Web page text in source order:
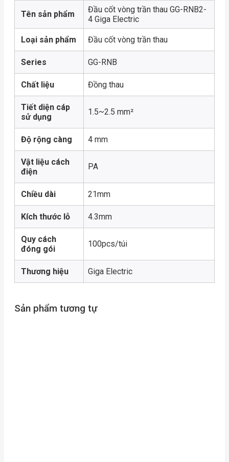
Tên sản phẩm
Đầu cốt vòng trần thau GG-RNB2-
4 Giga Electric
Loại sản phẩm Đầu cốt vòng trần thau
Series GG-RNB
Chất liệu Đồng thau
Tiết diện cáp
sử dụng
1.5~2.5 mm²
Độ rộng càng 4 mm
Vật liệu cách
điện
PA
Chiều dài 21mm
Kích thước lỗ 4.3mm
Quy cách
đóng gói
100pcs/túi
Thương hiệu Giga Electric
Sản phẩm tương tự